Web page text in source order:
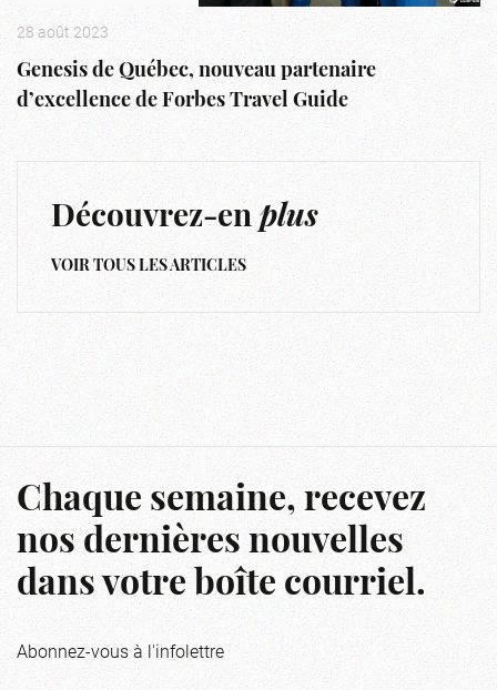
28 août 2023
Genesis de Québec, nouveau partenaire
d’excellence de Forbes Travel Guide
Découvrez-enplus
VOIR TOUS LES ARTICLES
Chaque semaine, recevez
nos dernières nouvelles
dans votre boîte courriel.
Abonnez-vous à l'infolettre